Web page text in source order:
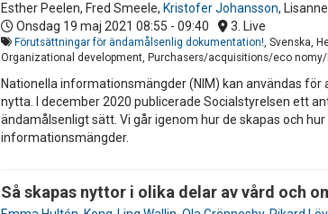
Esther Peelen, Fred Smeele, Kristofer Johansson,
Onsdag 19 maj 2021 08:55 - 09:40 3. Live
Förutsättningar för ändamålsenlig dokumentation!, Svenska,
Organizational development, Purchasers/acquisitions/eco
Nationella informationsmängder (NIM) kan användas
nytta. I december 2020 publicerade Socialstyrelsen ett
ändamålsenligt sätt. Vi går igenom hur de skapas och
informationsmängder.
Så skapas nyttor i olika delar av vård och